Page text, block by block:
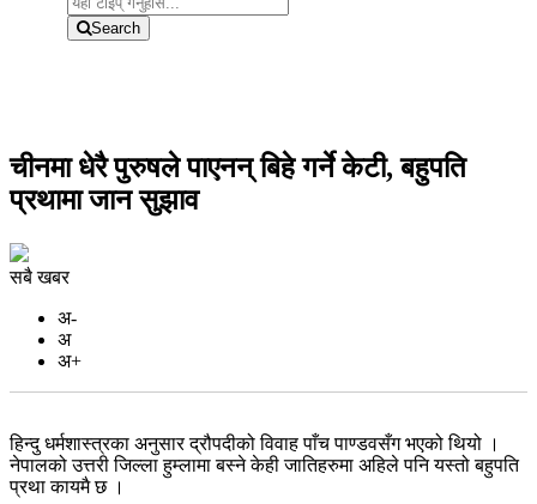
Search
चीनमा धेरै पुरुषले पाएनन् बिहे गर्ने केटी, बहुपति
प्रथामा जान सुझाव
सबै खबर
अ-
अ
अ+
हिन्दु धर्मशास्त्रका अनुसार द्रौपदीको विवाह पाँच पाण्डवसँग भएको थियो ।
नेपालको उत्तरी जिल्ला हुम्लामा बस्ने केही जातिहरुमा अहिले पनि यस्तो बहुपति
प्रथा कायमै छ ।